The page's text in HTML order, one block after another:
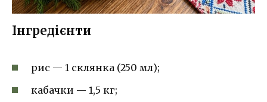
Інгредієнти
рис — 1 склянка (250 мл);
кабачки — 1,5 кг;